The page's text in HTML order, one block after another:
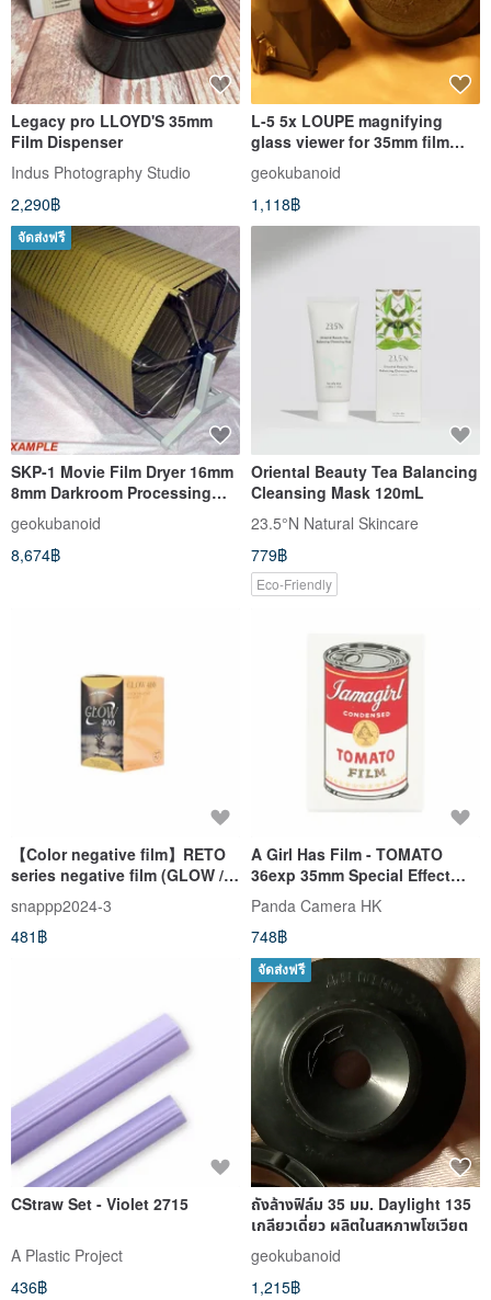
Legacy pro LLOYD'S 35mm
Film Dispenser
Indus Photography Studio
2,290฿
L-5 5x LOUPE magnifying
glass viewer for 35mm film
enlarger prints KMZ USSR
case
geokubanoid
1,118฿
จัดส่งฟรี
SKP-1 Movie Film Dryer 16mm
8mm Darkroom Processing
USSR very rare IN BOX
geokubanoid
8,674฿
Oriental Beauty Tea Balancing
Cleansing Mask 120mL
23.5°N Natural Skincare
779฿
Eco-Friendly
【Color negative film】RETO
series negative film (GLOW /
snappp2024-3
481฿
A Girl Has Film - TOMATO
36exp 35mm Special Effect
Color Negative Film
Panda Camera HK
748฿
CStraw Set - Violet 2715
A Plastic Project
436฿
จัดส่งฟรี
ถังล้างฟิล์ม 35 มม. Daylight 135
เกลียวเดี่ยว ผลิตในสหภาพโซเวียต
geokubanoid
1,215฿